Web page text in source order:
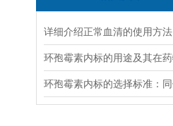
详细介绍正常血清的使用方法